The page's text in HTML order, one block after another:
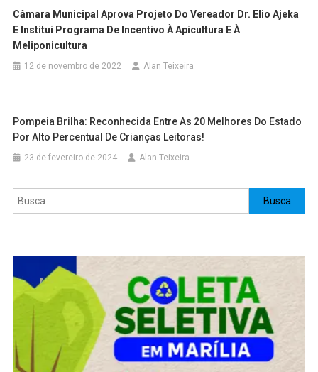
Câmara Municipal Aprova Projeto Do Vereador Dr. Elio Ajeka
E Institui Programa De Incentivo À Apicultura E À
Meliponicultura
12 de novembro de 2022 Alan Teixeira
Pompeia Brilha: Reconhecida Entre As 20 Melhores Do Estado
Por Alto Percentual De Crianças Leitoras!
23 de fevereiro de 2024 Alan Teixeira
Pesquisar Busca